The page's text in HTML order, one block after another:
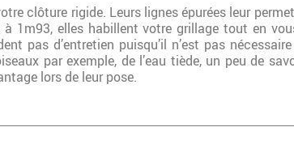
clôture rigide. Leurs lignes épurées leur
1m93, elles habillent votre grillage tout en
pas d’entretien puisqu’il n’est pas
par exemple, de l’eau tiède, un peu de
lors de leur pose.